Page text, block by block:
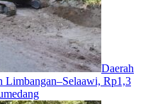
Daerah
Limbangan–Selaawi, Rp1,3